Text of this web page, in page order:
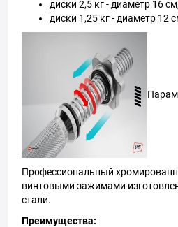
диски 2,5 кг - диаметр 16
диски 1,25 кг - диаметр 12
Профессиональный
винтовыми зажимами
стали.
Преимущества: